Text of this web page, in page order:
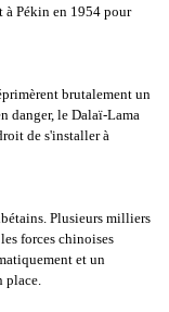
à Pékin en 1954 pour
brutalement un
danger, le Dalaï-Lama
de s'installer à
Plusieurs milliers
forces chinoises
et un
place.